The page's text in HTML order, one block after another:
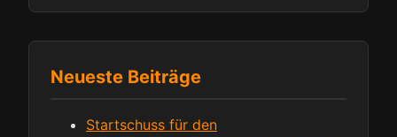
Neueste Beiträge
Startschuss für den